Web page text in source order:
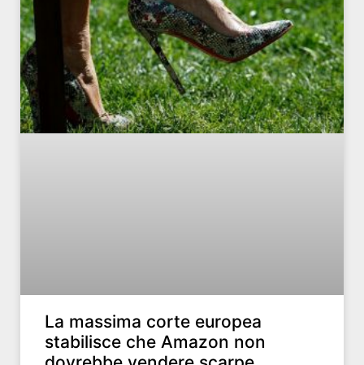
La massima corte europea
stabilisce che Amazon non